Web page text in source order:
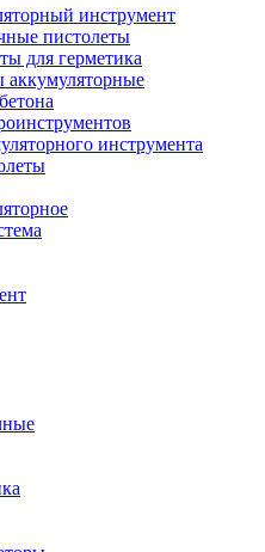
инструмент
пистолеты
для герметика
аккумуляторные
инструмента